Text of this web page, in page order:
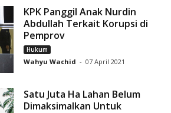
KPK Panggil Anak Nurdin
Abdullah Terkait Korupsi di
Pemprov
Hukum
Wahyu Wachid - 07 April 2021
Satu Juta Ha Lahan Belum
Dimaksimalkan Untuk